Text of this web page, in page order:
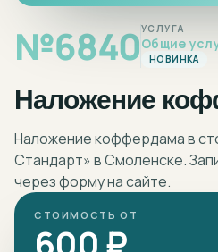
№6840УСЛУГА
Общие
НОВИНКА
Наложение
Наложение коффердама в
Стандарт» в Смоленске.
через форму на сайте.
СТОИМОСТЬ ОТ